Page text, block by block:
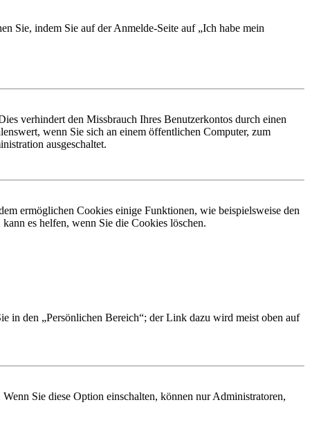
Sie, indem Sie auf der Anmelde-Seite auf „Ich habe mein
verhindert den Missbrauch Ihres Benutzerkontos durch einen
wenn Sie sich an einem öffentlichen Computer, zum
ausgeschaltet.
ermöglichen Cookies einige Funktionen, wie beispielsweise den
es helfen, wenn Sie die Cookies löschen.
in den „Persönlichen Bereich“; der Link dazu wird meist oben auf
Sie diese Option einschalten, können nur Administratoren,